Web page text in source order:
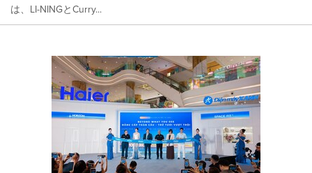
は、LI-NINGとCurry...